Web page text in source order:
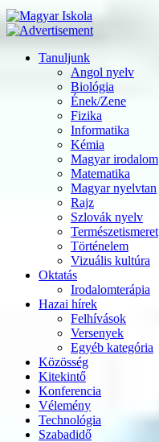
Tanuljunk
Angol nyelv
Biológia
Ének/Zene
Fizika
Informatika
Kémia
Magyar irodalom
Matematika
Magyar nyelvtan
Rajz
Szlovák nyelv
Természetismeret
Történelem
Vizuális kultúra
Oktatás
Irodalomterápia
Hazai hírek
Felhívások
Versenyek
Egyéb kategória
Közösség
Kitekintő
Konferencia
Vélemény
Technológia
Szabadidő